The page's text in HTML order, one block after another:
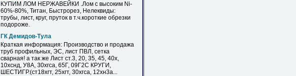
КУПИМ ЛОМ НЕРЖАВЕЙКИ .Лом с высоким Ni-
60%-80%, Титан, Быстрорез, Нелеквиды:
трубы, лист, круг, пруток в т.ч.короткие обрезки
подороже.
ГК Демидов-Тула
Краткая информация: Производство и продажа
труб профильных, ЭС, лист ПВЛ, сетка
сварная! а так же Лист ст.3, 20, 35, 45, 40х,
10хснд, У8А, 30хгса, 65Г, 09Г2С КРУГИ,
ШЕСТИГР.(ст18хгт, 25хгт, 30хгса, 12хн3а...